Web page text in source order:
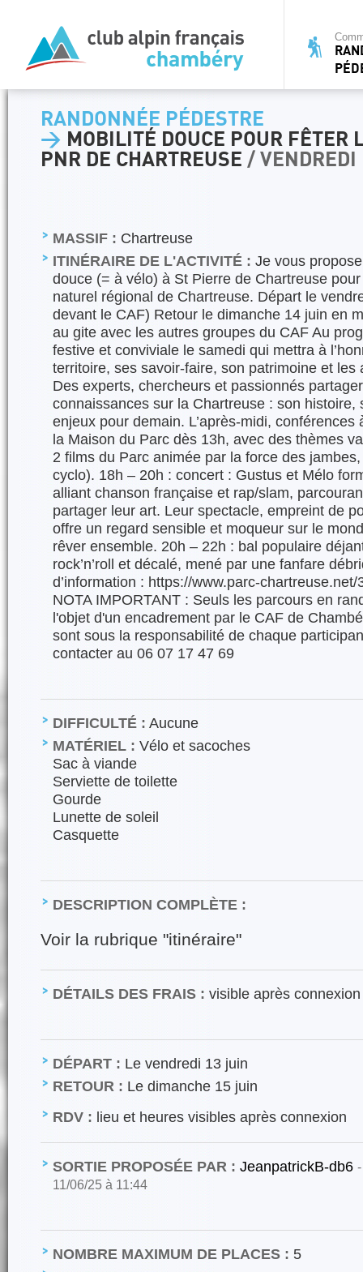
RANDONNÉE PÉDESTRE
> MOBILITÉ DOUCE POUR FÊTER
PNR DE CHARTREUSE /
MASSIF : Chartreuse
ITINÉRAIRE DE L'ACTIVITÉ : Je vous
douce (= à vélo) à St Pierre de Chartreuse
naturel régional de Chartreuse. Départ le
devant le CAF) Retour le dimanche 14 juin en
au gite avec les autres groupes du CAF Au
festive et conviviale le samedi qui mettra à
territoire, ses savoir-faire, son patrimoine et les
Des experts, chercheurs et passionnés
connaissances sur la Chartreuse : son histoire,
enjeux pour demain. L’après-midi,
la Maison du Parc dès 13h, avec des thèmes
2 films du Parc animée par la force des
cyclo). 18h – 20h : concert : Gustus et Mélo
alliant chanson française et rap/slam,
partager leur art. Leur spectacle, empreint de
offre un regard sensible et moqueur sur le
rêver ensemble. 20h – 22h : bal populaire
rock’n’roll et décalé, mené par une fanfare
d’information : https://www.parc-
NOTA IMPORTANT : Seuls les parcours en
l'objet d'un encadrement par le CAF de
sont sous la responsabilité de chaque
contacter au 06 07 17 47 69
DIFFICULTÉ : Aucune
MATÉRIEL : Vélo et sacoches
Sac à viande
Serviette de toilette
Gourde
Lunette de soleil
Casquette
DESCRIPTION COMPLÈTE :
Voir la rubrique "itinéraire"
DÉTAILS DES FRAIS : visible après connexion
DÉPART : Le vendredi 13 juin
RETOUR : Le dimanche 15 juin
RDV : lieu et heures visibles après connexion
SORTIE PROPOSÉE PAR : JeanpatrickB-db6
11/06/25 à 11:44
NOMBRE MAXIMUM DE PLACES : 5